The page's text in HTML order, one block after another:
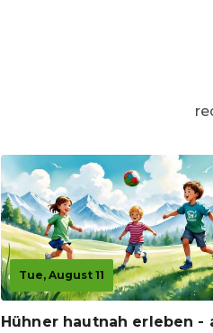
Tue, August 11
Hühner hautnah erleben -